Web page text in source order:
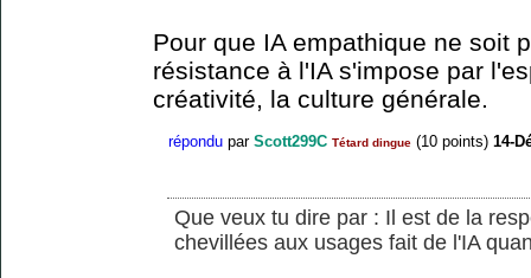
Pour que IA empathique ne soit
résistance à l'IA s'impose par
créativité, la culture générale.
répondu par Scott299C Tétard dingue (10 points) 14-
Que veux tu dire par : Il est de la
chevillées aux usages fait de l'IA